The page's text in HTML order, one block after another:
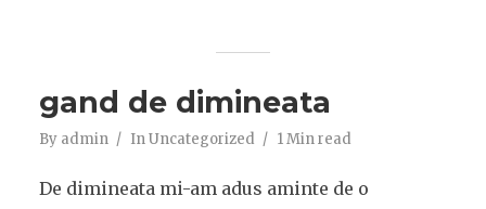
gand de dimineata
By admin InUncategorized 1 Min read
De dimineata mi-am adus aminte de o